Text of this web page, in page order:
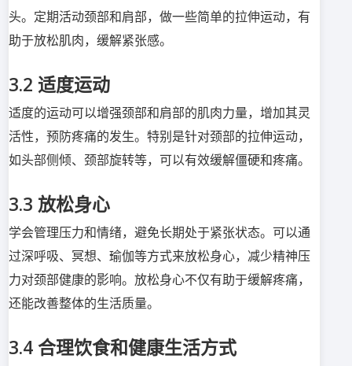
头。定期活动颈部和肩部，做一些简单的拉伸运动，有
助于放松肌肉，缓解紧张感。
3.2 适度运动
适度的运动可以增强颈部和肩部的肌肉力量，增加其灵
活性，预防疼痛的发生。特别是针对颈部的拉伸运动，
如头部侧倾、颈部旋转等，可以有效缓解僵硬和疼痛。
3.3 放松身心
学会管理压力和情绪，避免长期处于紧张状态。可以通
过深呼吸、冥想、瑜伽等方式来放松身心，减少精神压
力对颈部健康的影响。放松身心不仅有助于缓解疼痛，
还能改善整体的生活质量。
3.4合理饮食和健康生活方式